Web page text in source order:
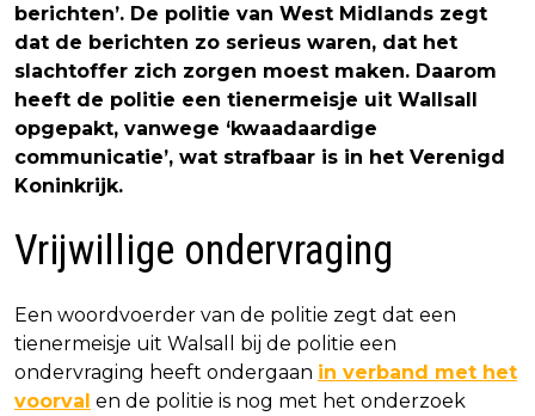
berichten’. De politie van West Midlands zegt
dat de berichten zo serieus waren, dat het
slachtoffer zich zorgen moest maken. Daarom
heeft de politie een tienermeisje uit Wallsall
opgepakt, vanwege ‘kwaadaardige
communicatie’, wat strafbaar is in het Verenigd
Koninkrijk.
Vrijwillige ondervraging
Een woordvoerder van de politie zegt dat een
tienermeisje uit Walsall bij de politie een
ondervraging heeft ondergaan in verband met het
voorval en de politie is nog met het onderzoek